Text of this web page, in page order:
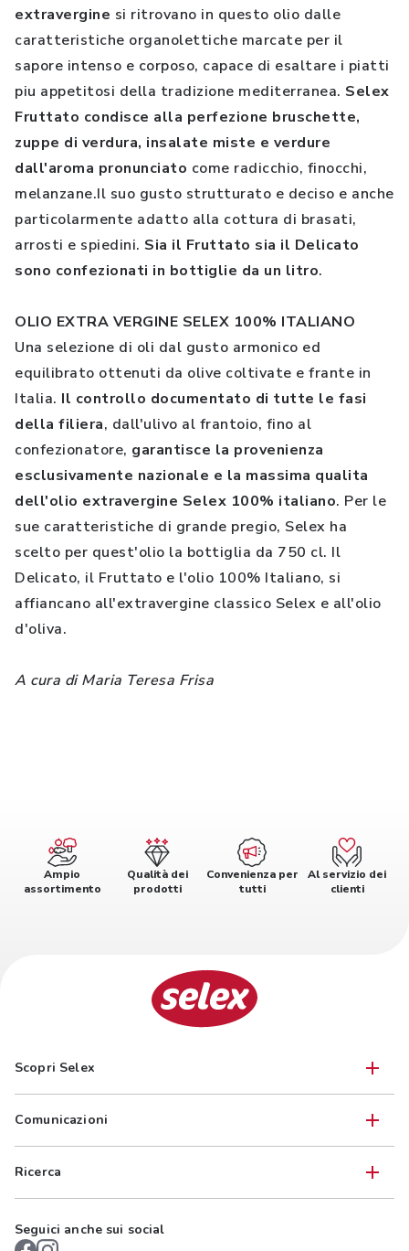
extravergine si ritrovano in questo olio dalle
caratteristiche organolettiche marcate per il
sapore intenso e corposo, capace di esaltare i piatti
piu appetitosi della tradizione mediterranea. Selex
Fruttato condisce alla perfezione bruschette,
zuppe di verdura, insalate miste e verdure
dall'aroma pronunciato come radicchio, finocchi,
melanzane.Il suo gusto strutturato e deciso e anche
particolarmente adatto alla cottura di brasati,
arrosti e spiedini. Sia il Fruttato sia il Delicato
sono confezionati in bottiglie da un litro.
OLIO EXTRA VERGINE SELEX 100% ITALIANO
Una selezione di oli dal gusto armonico ed
equilibrato ottenuti da olive coltivate e frante in
Italia. Il controllo documentato di tutte le fasi
della filiera, dall'ulivo al frantoio, fino al
confezionatore, garantisce la provenienza
esclusivamente nazionale e la massima qualita
dell'olio extravergine Selex 100% italiano. Per le
sue caratteristiche di grande pregio, Selex ha
scelto per quest'olio la bottiglia da 750 cl. Il
Delicato, il Fruttato e l'olio 100% Italiano, si
affiancano all'extravergine classico Selex e all'olio
d'oliva.
A cura di Maria Teresa Frisa
Ampio
assortimento
Qualità dei
prodotti
Convenienza per
tutti
Al servizio dei
clienti
Scopri Selex
Comunicazioni
Ricerca
Seguici anche sui social